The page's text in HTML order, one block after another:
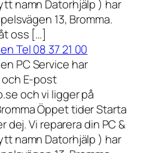
namn Datorhjälp ) har
13, Bromma.
oss […]
Tel 08 37 21 00
PC Service har
och E-post
och vi ligger på
Öppet tider Starta
dej. Vi reparera din PC &
namn Datorhjälp ) har